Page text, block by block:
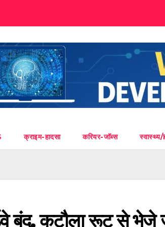
क्राइम-हादसा करियर-जॉब्स
बंद, कटौला रूट से भेजे